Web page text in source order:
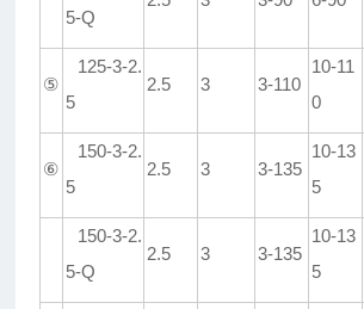
5-Q
⑤
125-3-2.
5
2.5 3 3-110
10-11
0
⑥
150-3-2.
5
2.5 3 3-135
10-13
5
150-3-2.
5-Q
2.5 3 3-135
10-13
5